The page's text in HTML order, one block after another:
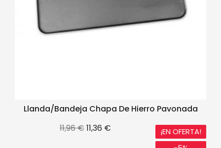
Llanda/Bandeja Chapa De Hierro Pavonada
Precio
11,96 €Precio
11,36 €
¡EN OFERTA!